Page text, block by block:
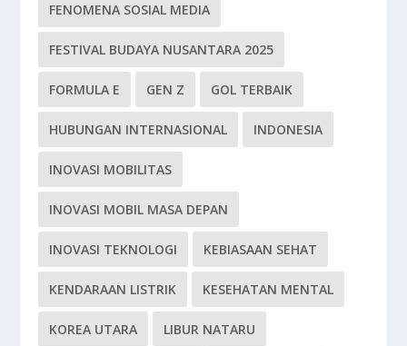
FENOMENA SOSIAL MEDIA
FESTIVAL BUDAYA NUSANTARA 2025
FORMULA E GEN Z GOL TERBAIK
HUBUNGAN INTERNASIONAL INDONESIA
INOVASI MOBILITAS
INOVASI MOBIL MASA DEPAN
INOVASI TEKNOLOGI KEBIASAAN SEHAT
KENDARAAN LISTRIK KESEHATAN MENTAL
KOREA UTARA LIBUR NATARU